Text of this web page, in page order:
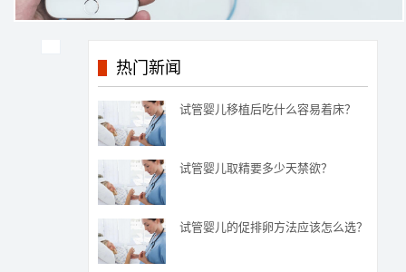
热门新闻
试管婴儿移植后吃什么容易着床？
试管婴儿取精要多少天禁欲？
试管婴儿的促排卵方法应该怎么选？